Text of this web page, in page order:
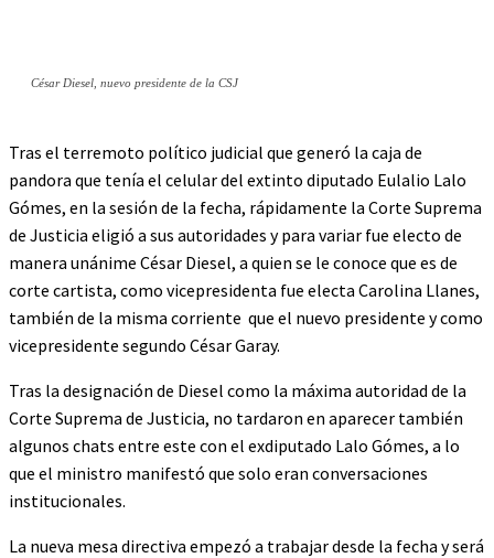
César Diesel, nuevo presidente de la CSJ
Tras el terremoto político judicial que generó la caja de
pandora que tenía el celular del extinto diputado Eulalio Lalo
Gómes, en la sesión de la fecha, rápidamente la Corte Suprema
de Justicia eligió a sus autoridades y para variar fue electo de
manera unánime César Diesel, a quien se le conoce que es de
corte cartista, como vicepresidenta fue electa Carolina Llanes,
también de la misma corriente que el nuevo presidente y como
vicepresidente segundo César Garay.
Tras la designación de Diesel como la máxima autoridad de la
Corte Suprema de Justicia, no tardaron en aparecer también
algunos chats entre este con el exdiputado Lalo Gómes, a lo
que el ministro manifestó que solo eran conversaciones
institucionales.
La nueva mesa directiva empezó a trabajar desde la fecha y será